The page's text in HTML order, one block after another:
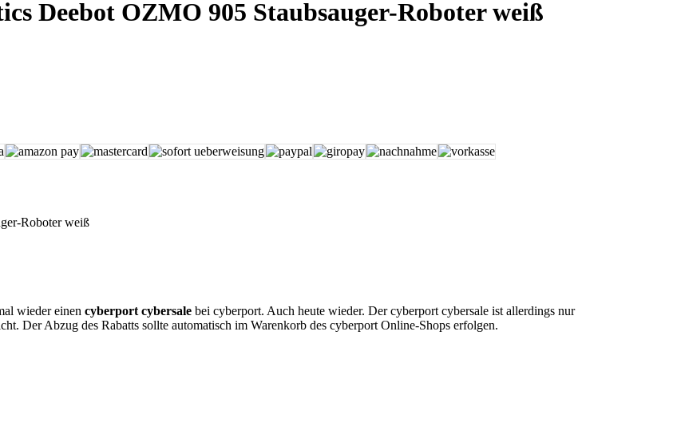
Deebot OZMO 905 Staubsauger-Roboter weiß
Roboter weiß
wieder einen cyberport cybersale bei cyberport. Auch heute wieder. Der cyberport cybersale ist allerdings nur
Der Abzug des Rabatts sollte automatisch im Warenkorb des cyberport Online-Shops erfolgen.